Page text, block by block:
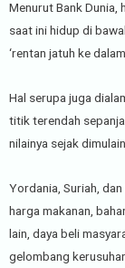
Menurut Bank
saat ini hidup di
‘rentan jatuh ke
Hal serupa juga
titik terendah
nilainya sejak
Yordania, Suriah,
harga makanan,
lain, daya beli
gelombang